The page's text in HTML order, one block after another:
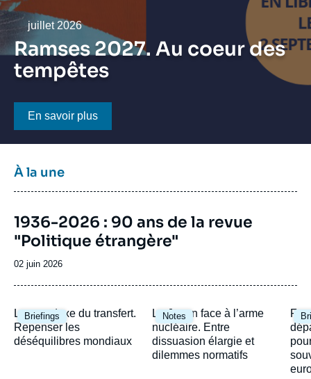
Nous soutenir
Date
juillet 2026
Ramses 2027. Au coeur des
tempêtes
Bouton CTA
En savoir plus
Titre
bloc
la
une
À la une
Image
de
couverture
la
1936-2026 : 90 ans de la revue
"Politique étrangère"
Date
02 juin 2026
Briefings
Image
principale
Le paradoxe du transfert.
Repenser les
déséquilibres mondiaux
Notes
Image
principale
Le Japon face à l’arme
nucléaire. Entre
dissuasion élargie et
dilemmes normatifs